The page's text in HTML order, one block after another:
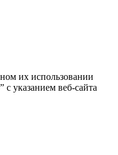
их использовании
указанием веб-сайта